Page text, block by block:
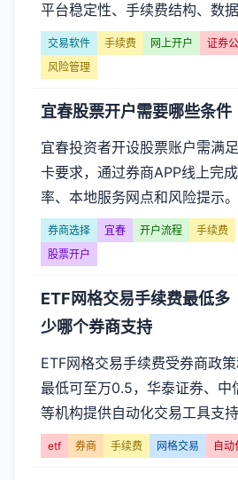
平台稳定性、手续费结构、数
交易软件 手续费 网上开户
证券
风险管理
宜春股票开户需要哪些条件
宜春投资者开设股票账户需满
卡要求，通过券商APP线上完
率、本地服务网点和风险提示。
券商选择 宜春 开户流程
手续费
股票开户
ETF网格交易手续费最低多
少哪个券商支持
ETF网格交易手续费受券商政策
最低可至万0.5，华泰证券、中
等机构提供自动化交易工具支持
etf 券商 手续费 网格交易 自动